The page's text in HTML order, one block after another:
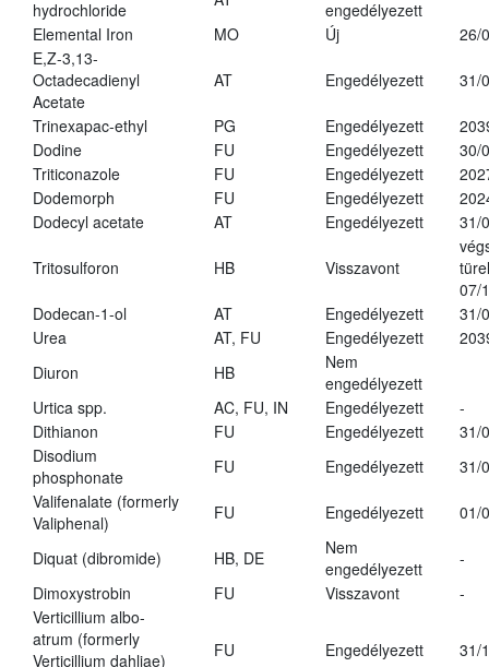
hydrochloride
engedélyezett
Elemental Iron
MO Új
26/
E,Z-3,13-
Octadecadienyl
Acetate
AT Engedélyezett 31/
Trinexapac-ethyl PG Engedélyezett
Dodine
FU Engedélyezett
30/
Triticonazole
FU Engedélyezett
Dodemorph
FU Engedélyezett
Dodecyl acetate
AT Engedélyezett 31/
Tritosulforon HB Visszavont
07/
Dodecan-1-ol
AT Engedélyezett
31/
Urea
AT, FU Engedélyezett
Diuron
HB
Nem
engedélyezett
Urtica spp.
AC, FU, IN Engedélyezett
-
Dithianon
FU Engedélyezett
31/
Disodium
phosphonate
FU Engedélyezett
31/
Valifenalate (formerly
Valiphenal)
FU Engedélyezett 01/
Diquat (dibromide) HB, DE
Nem
engedélyezett
-
Dimoxystrobin
FU Visszavont
-
Verticillium albo-
atrum (formerly
Verticillium dahliae)
FU Engedélyezett 31/